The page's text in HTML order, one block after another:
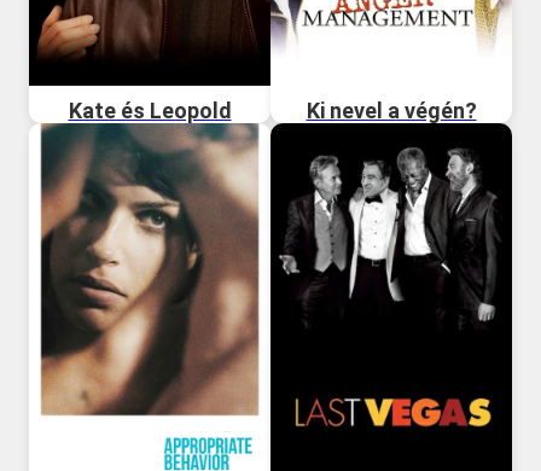
Kate és Leopold Ki nevel a végén?